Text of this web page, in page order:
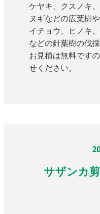
ケヤキ、クスノキ
ヌギなどの広葉樹や
イチョウ、ヒノキ
などの針葉樹の伐
お見積は無料です
せください。
サザンカ